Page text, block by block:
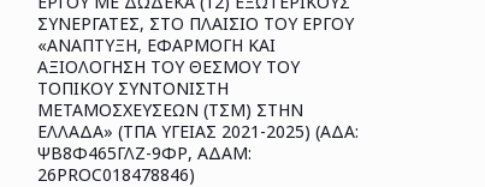
ΣΥΝΕΡΓΑΤΕΣ, ΣΤΟ ΠΛΑΙΣΙΟ ΤΟΥ ΕΡΓΟΥ
«ΑΝΑΠΤΥΞΗ, ΕΦΑΡΜΟΓΗ ΚΑΙ
ΑΞΙΟΛΟΓΗΣΗ ΤΟΥ ΘΕΣΜΟΥ ΤΟΥ
ΤΟΠΙΚΟΥ ΣΥΝΤΟΝΙΣΤΗ
ΜΕΤΑΜΟΣΧΕΥΣΕΩΝ (ΤΣΜ) ΣΤΗΝ
ΕΛΛΑΔΑ» (ΤΠΑ ΥΓΕΙΑΣ 2021-2025) (ΑΔΑ:
ΨΒ8Φ465ΓΛΖ-9ΦΡ, ΑΔΑΜ:
26PROC018478846)